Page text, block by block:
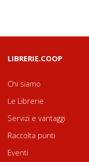
LIBRERIE.COOP
Chi siamo
Le Librerie
Servizi e vantaggi
Raccolta punti
Eventi